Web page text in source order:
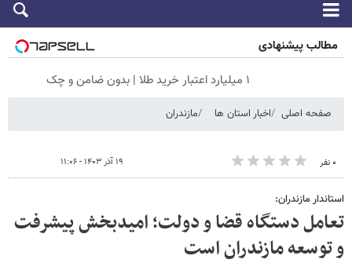
مطالب پیشنهادی
۱ میلیارد اعتبار خرید طلا | بدون ضامن و چک
صفحه اصلی اخبار استان ها مازندران
۰ نفر ۱۹ آذر ۱۴۰۳ - ۱۱:۰۶
استاندار مازندران:
تعامل دستگاه قضا و دولت؛ امیدبخش پیشرفت
و توسعه مازندران است